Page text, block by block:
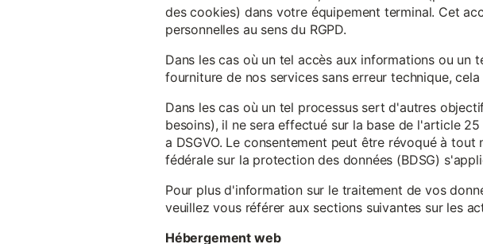
des cookies) dans votre équipement terminal. Cet
personnelles au sens du RGPD.
Dans les cas où un tel accès aux informations ou
fourniture de nos services sans erreur technique,
Dans les cas où un tel processus sert d'autres
besoins), il ne sera effectué sur la base de l'article
a DSGVO. Le consentement peut être révoqué à
fédérale sur la protection des données (BDSG)
Pour plus d'information sur le traitement de vos
veuillez vous référer aux sections suivantes sur les
Hébergement web